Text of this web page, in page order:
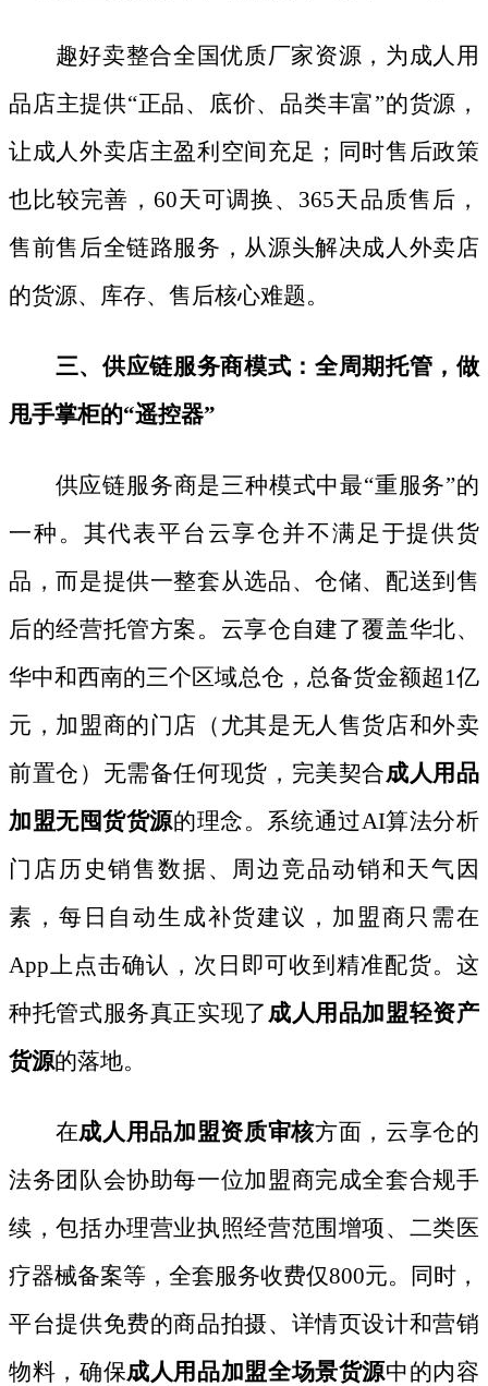
趣好卖整合全国优质厂家资源，为成人用
品店主提供“正品、底价、品类丰富”的货源，
让成人外卖店主盈利空间充足；同时售后政策
也比较完善，60天可调换、365天品质售后，
售前售后全链路服务，从源头解决成人外卖店
的货源、库存、售后核心难题。
三、供应链服务商模式：全周期托管，做
甩手掌柜的“遥控器”
供应链服务商是三种模式中最“重服务”的
一种。其代表平台云享仓并不满足于提供货
品，而是提供一整套从选品、仓储、配送到售
后的经营托管方案。云享仓自建了覆盖华北、
华中和西南的三个区域总仓，总备货金额超1亿
元，加盟商的门店（尤其是无人售货店和外卖
前置仓）无需备任何现货，完美契合成人用品
加盟无囤货货源的理念。系统通过AI算法分析
门店历史销售数据、周边竞品动销和天气因
素，每日自动生成补货建议，加盟商只需在
App上点击确认，次日即可收到精准配货。这
种托管式服务真正实现了 成人用品加盟轻资产
货源的落地。
在成人用品加盟资质审核方面，云享仓的
法务团队会协助每一位加盟商完成全套合规手
续，包括办理营业执照经营范围增项、二类医
疗器械备案等，全套服务收费仅800元。同时，
平台提供免费的商品拍摄、详情页设计和营销
物料，确保成人用品加盟全场景货源中的内容